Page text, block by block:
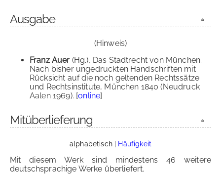
Ausgabe
(Hinweis)
Franz Auer (Hg.), Das Stadtrecht von München.
Nach bisher ungedruckten Handschriften mit
Rücksicht auf die noch geltenden Rechtssätze
und Rechtsinstitute, München 1840 (Neudruck
Aalen 1969). [online]
Mitüberlieferung
alphabetisch| Häufigkeit
Mit diesem Werk sind mindestens 46 weitere
deutschsprachige Werke überliefert.